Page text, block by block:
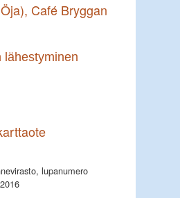
Café Bryggan
lupanumero